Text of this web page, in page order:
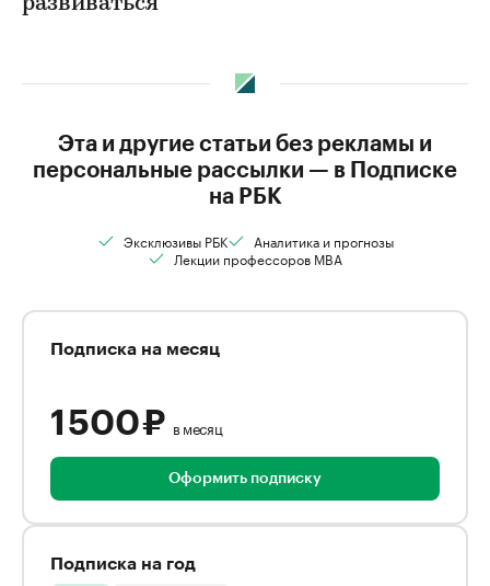
развиваться
Эта и другие статьи без рекламы и
персональные рассылки — в Подписке
на РБК
Эксклюзивы РБК
Аналитика и прогнозы
Лекции профессоров MBA
Подписка на месяц
1 500 ₽ в месяц
Оформить подписку
Подписка на год